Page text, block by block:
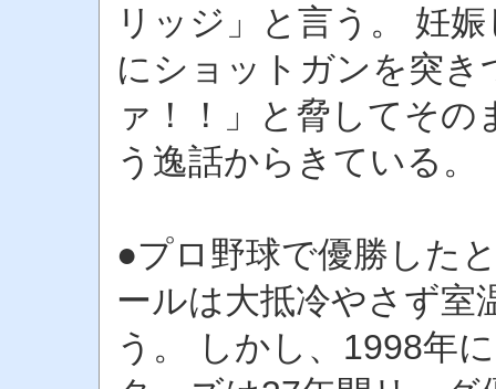
リッジ」と言う。 妊
にショットガンを突
ァ！！」と脅してそ
う逸話からきている。
●プロ野球で優勝した
ールは大抵冷やさず室
う。 しかし、1998年